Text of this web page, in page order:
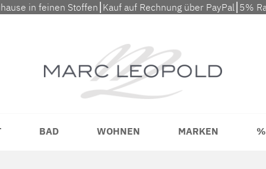
in feinen Stoffen⎮Kauf auf Rechnung über PayPal⎮5%
BAD WOHNEN MARKEN